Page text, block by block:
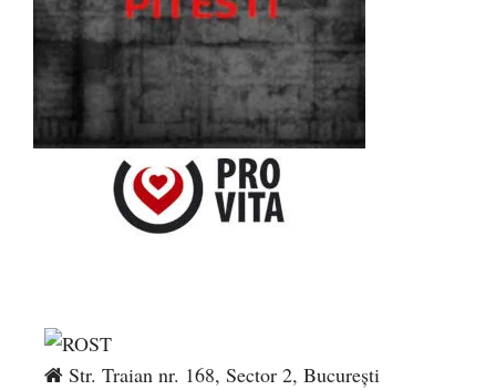
Str. Traian nr. 168, Sector 2, București